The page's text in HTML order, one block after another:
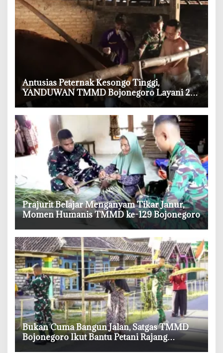
‎Antusias Peternak Kesongo Tinggi,
YANDUWAN TMMD Bojonegoro Layani 278
Ternak
‎Prajurit Belajar Menganyam Tikar Janur,
Momen Humanis TMMD ke-129 Bojonegoro
‎Bukan Cuma Bangun Jalan, Satgas TMMD
Bojonegoro Ikut Bantu Petani Rajang
Tembakau